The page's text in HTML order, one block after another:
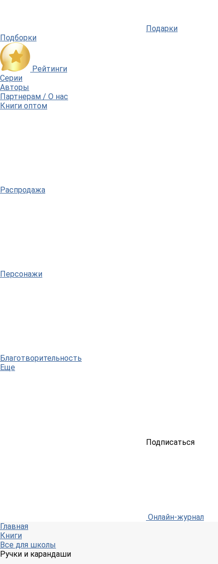
Подарки
Подборки
Рейтинги
Серии
Авторы
Партнерам / О нас
Книги оптом
Распродажа
Персонажи
Благотворительность
Еще
Подписаться
Онлайн-журнал
Главная
Книги
Все для школы
Ручки и карандаши